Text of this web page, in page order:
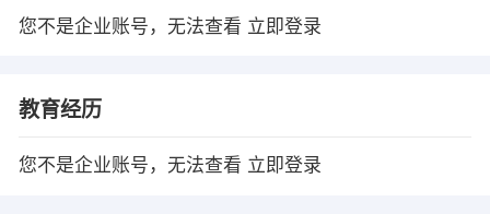
您不是企业账号，无法查看 立即登录
教育经历
您不是企业账号，无法查看 立即登录